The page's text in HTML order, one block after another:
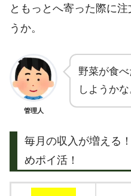
ともっとへ寄った際に
うか。
管理人
野菜が食
しようかな
毎月の収入が増える
めポイ活！